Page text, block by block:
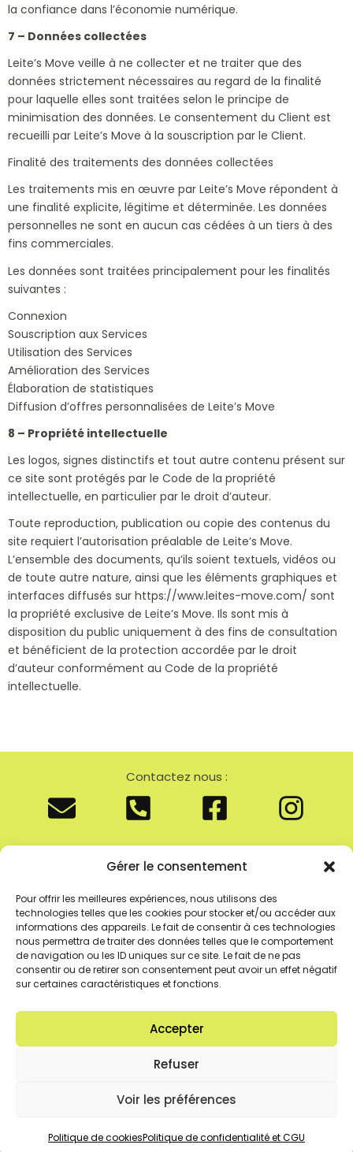
Gérer le consentement
Pour offrir les meilleures expériences, nous utilisons des
technologies telles que les cookies pour stocker et/ou accéder aux
informations des appareils. Le fait de consentir à ces technologies
nous permettra de traiter des données telles que le comportement
de navigation ou les ID uniques sur ce site. Le fait de ne pas
consentir ou de retirer son consentement peut avoir un effet négatif
sur certaines caractéristiques et fonctions.
Accepter
Refuser
Voir les préférences
Politique de cookiesPolitique de confidentialité et CGU
la confiance dans l’économie numérique.
7 – Données collectées
Leite’s Move veille à ne collecter et ne traiter que des
données strictement nécessaires au regard de la finalité
pour laquelle elles sont traitées selon le principe de
minimisation des données. Le consentement du Client est
recueilli par Leite’s Move à la souscription par le Client.
Finalité des traitements des données collectées
Les traitements mis en œuvre par Leite’s Move répondent à
une finalité explicite, légitime et déterminée. Les données
personnelles ne sont en aucun cas cédées à un tiers à des
fins commerciales.
Les données sont traitées principalement pour les finalités
suivantes :
Connexion
Souscription aux Services
Utilisation des Services
Amélioration des Services
Élaboration de statistiques
Diffusion d’offres personnalisées de Leite’s Move
8 – Propriété intellectuelle
Les logos, signes distinctifs et tout autre contenu présent sur
ce site sont protégés par le Code de la propriété
intellectuelle, en particulier par le droit d’auteur.
Toute reproduction, publication ou copie des contenus du
site requiert l’autorisation préalable de Leite’s Move.
L’ensemble des documents, qu’ils soient textuels, vidéos ou
de toute autre nature, ainsi que les éléments graphiques et
interfaces diffusés sur https://www.leites-move.com/ sont
la propriété exclusive de Leite’s Move. Ils sont mis à
disposition du public uniquement à des fins de consultation
et bénéficient de la protection accordée par le droit
d’auteur conformément au Code de la propriété
intellectuelle.
Contactez nous :
Salle de Sport Meximieux
217 Rue De La Tréfilerie
01800 Meximieux
VOTRE CLUB EST OUVERT :
Du Lundi au vendredi
de 8H30 – 14H / 16H – 21H
et Le Samedi de 9H00 à 14H00
move©2026 – Création du site web parUGP PME